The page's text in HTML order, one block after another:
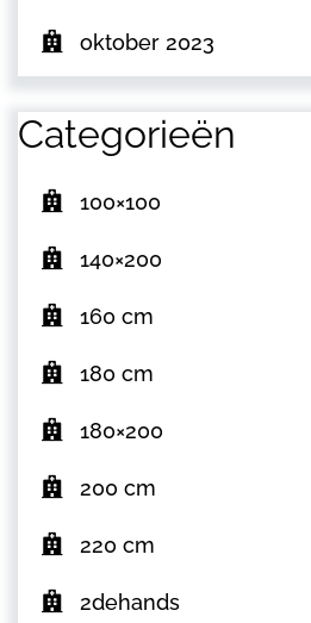
oktober 2023
Categorieën
100×100
140×200
160 cm
180 cm
180×200
200 cm
220 cm
2dehands